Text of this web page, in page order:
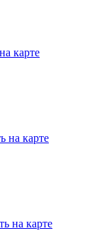
карте
на карте
на карте